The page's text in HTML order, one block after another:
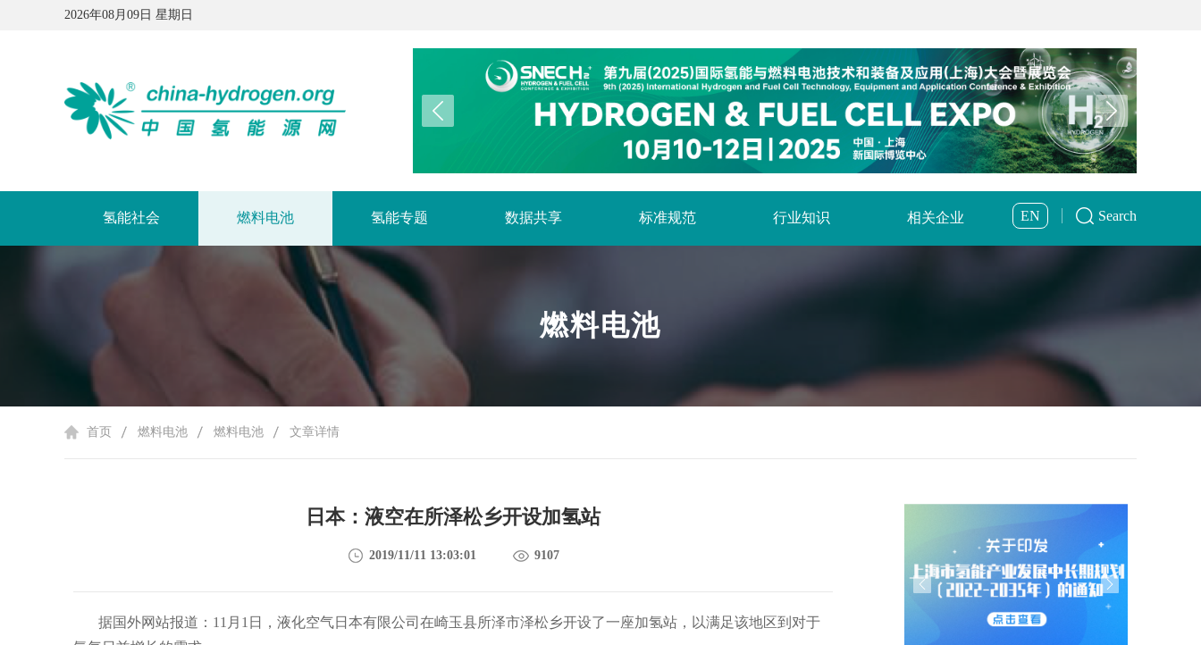
2026年08月09日 星期日
氢能社会 燃料电池 氢能专题 数据共享 标准规范 行业知识 相关企业 EN Search
燃料电池
首页 燃料电池 燃料电池 文章详情
日本：液空在所泽松乡开设加氢站
2019/11/11 13:03:01 9107
据国外网站报道： 11 月 1 日，液化空气日本有限公司在崎玉县所泽市泽松乡开设了一座加氢站，以满足该地区到对于